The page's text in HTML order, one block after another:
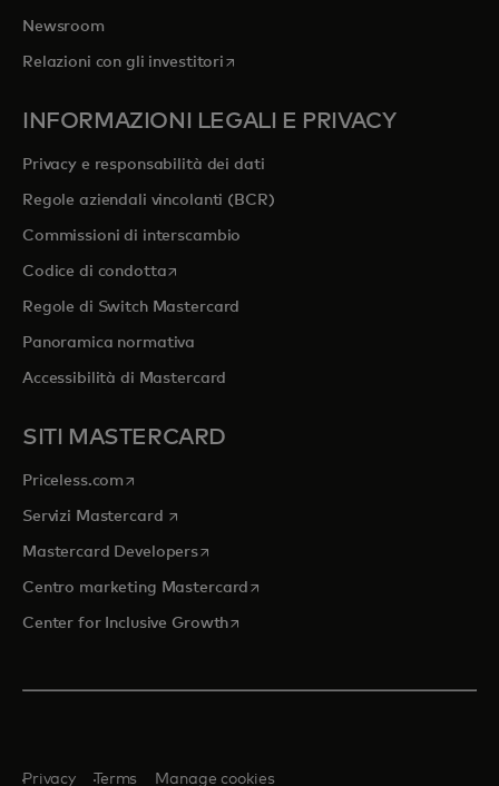
Newsroom
Relazioni con gli investitorisi apre in una nuova scheda
INFORMAZIONI LEGALI E PRIVACY
Privacy e responsabilità dei dati
Regole aziendali vincolanti (BCR)
Commissioni di interscambio
Codice di condottasi apre in una nuova scheda
Regole di Switch Mastercard
Panoramica normativa
Accessibilità di Mastercard
SITI MASTERCARD
Priceless.com si apre in una nuova scheda
Servizi Mastercard si apre in una nuova scheda
Mastercard Developerssi apre in una nuova scheda
Centro marketing Mastercard si apre in una nuova scheda
Center for Inclusive Growthsi apre in una nuova scheda
Privacy Terms Manage cookies